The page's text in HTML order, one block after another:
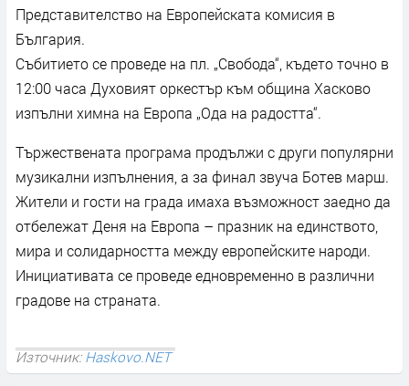
Представителство на Европейската комисия в
България.
Събитието се проведе на пл. „Свобода“, където точно в
12:00 часа Духовият оркестър към община Хасково
изпълни химна на Европа „Ода на радостта“.
Тържествената програма продължи с други популярни
музикални изпълнения, а за финал звуча Ботев марш.
Жители и гости на града имаха възможност заедно да
отбележат Деня на Европа – празник на единството,
мира и солидарността между европейските народи.
Инициативата се проведе едновременно в различни
градове на страната.
Източник:Haskovo.NET